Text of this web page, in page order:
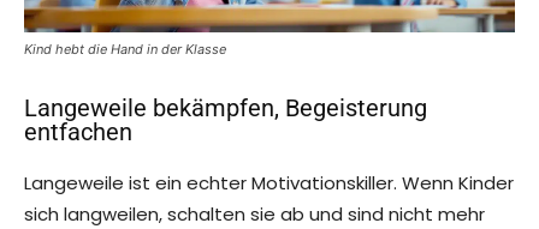
Kind hebt die Hand in der Klasse
Langeweile bekämpfen, Begeisterung
entfachen
Langeweile ist ein echter Motivationskiller. Wenn Kinder
sich langweilen, schalten sie ab und sind nicht mehr